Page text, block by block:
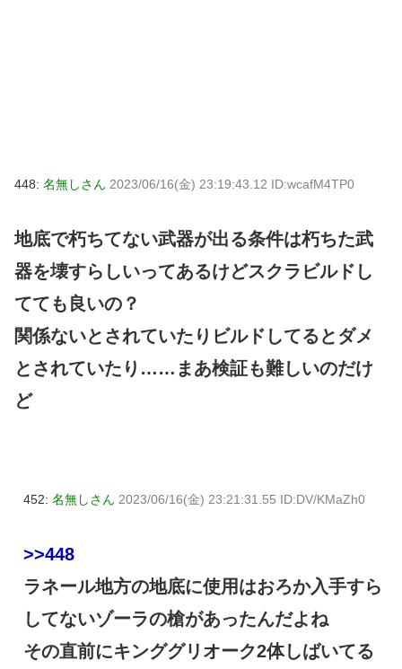
448: 名無しさん 2023/06/16(金) 23:19:43.12 ID:wcafM4TP0
地底で朽ちてない武器が出る条件は朽ちた武
器を壊すらしいってあるけどスクラビルドし
てても良いの？
関係ないとされていたりビルドしてるとダメ
とされていたり……まあ検証も難しいのだけ
ど
452: 名無しさん 2023/06/16(金) 23:21:31.55 ID:DV/KMaZh0
>>448
ラネール地方の地底に使用はおろか入手すら
してないゾーラの槍があったんだよね
その直前にキンググリオーク2体しばいてる